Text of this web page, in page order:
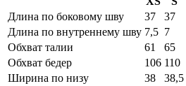
Длина по боковому шву
37 37
Длина по внутреннему шву 7,5 7
Обхват талии
61 65
Обхват бедер
106 110
Ширина по низу
38 38,5